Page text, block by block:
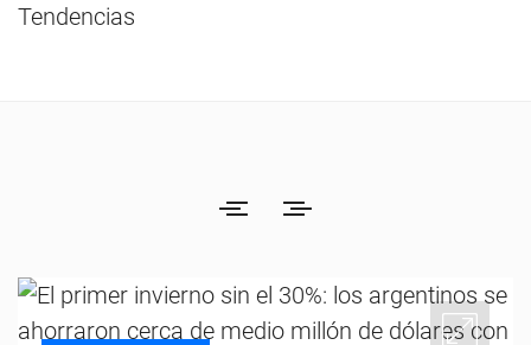
Tendencias